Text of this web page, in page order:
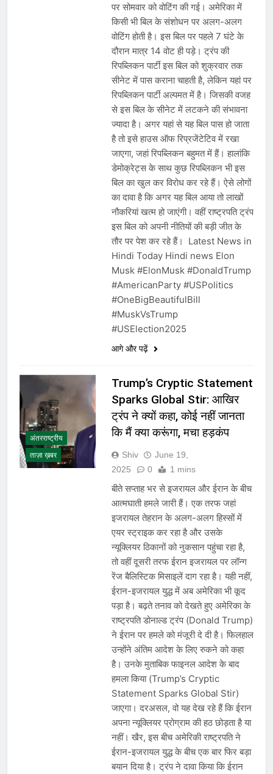
पर सोमवार को वोटिंग की गई। अमेरिका में
किसी भी बिल के संशोधन पर अलग-अलग
वोटिंग होती है। इस बिल पर पहले 7 घंटे के
दौरान मात्र 14 वोट ही पड़े। ट्रंप की
रिपब्लिकन पार्टी इस बिल को शुक्रवार तक
सीनेट में पास कराना चाहती है, लेकिन यहां पर
रिपब्लिकन पार्टी अल्पमत में है। जिसकी वजह
से इस बिल के सीनेट में लटकने की संभावना
ज्यादा है। अगर यहां से यह बिल पास हो जाता
है तो इसे हाउस ऑफ रिप्रजेंटेटिव में रखा
जाएगा, जहां रिपब्लिकन बहुमत में हैं। हालांकि
डेमोक्रेट्स के साथ कुछ रिपब्लिकन भी इस
बिल का खुल कर विरोध कर रहे हैं। ऐसे लोगों
का दावा है कि अगर यह बिल आया तो लाखों
नौकरियां खत्म हो जाएंगी। वहीं राष्ट्रपति ट्रंप
इस बिल को अपनी नीतियों की बड़ी जीत के
तौर पर पेश कर रहे हैं। Latest News in
Hindi Today Hindi news Elon
Musk #ElonMusk #DonaldTrump
#AmericanParty #USPolitics
#OneBigBeautifulBill
#MuskVsTrump
#USElection2025
आगे और पढ़ें
अंतरराष्ट्रीय
ताज़ा ख़बर
Trump’s Cryptic Statement
Sparks Global Stir: आखिर
ट्रंप ने क्यों कहा, कोई नहीं जानता
कि मैं क्या करूंगा, मचा हड़कंप
Shiv
June 19,
2025
0 1 mins
बीते सप्ताह भर से इजरायल और ईरान के बीच
आत्मघाती हमले जारी हैं। एक तरफ जहां
इजरायल तेहरान के अलग-अलग हिस्सों में
एयर स्ट्राइक कर रहा है और उसके
न्यूक्लियर ठिकानों को नुकसान पहुंचा रहा है,
तो वहीं दूसरी तरफ ईरान इजरायल पर लॉन्ग
रेंज बैलिस्टिक मिसाइलें दाग रहा है। यही नहीं,
ईरान-इजरायल युद्ध में अब अमेरिका भी कूद
पड़ा है। बढ़ते तनाव को देखते हुए अमेरिका के
राष्ट्रपति डोनाल्ड ट्रंप (Donald Trump)
ने ईरान पर हमले को मंजूरी दे दी है। फिलहाल
उन्होंने अंतिम आदेश के लिए रुकने को कहा
है। उनके मुताबिक फाइनल आदेश के बाद
हमला किया (Trump’s Cryptic
Statement Sparks Global Stir)
जाएगा। दरअसल, वो यह देख रहे हैं कि ईरान
अपना न्यूक्लियर प्रोग्राम की हठ छोड़ता है या
नहीं। खैर, इस बीच अमेरिकी राष्ट्रपति ने
ईरान-इजरायल युद्ध के बीच एक बार फिर बड़ा
बयान दिया है। ट्रंप ने दावा किया कि ईरान